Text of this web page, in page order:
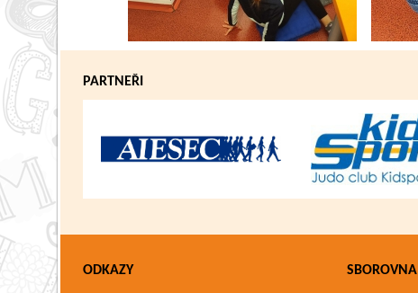
PARTNEŘI
ODKAZY SBOROVNA